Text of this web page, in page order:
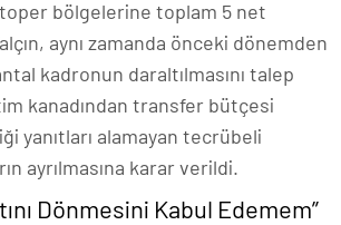
bölgelerine toplam 5 net
aynı zamanda önceki dönemden
kadronun daraltılmasını talep
kanadından transfer bütçesi
yanıtları alamayan tecrübeli
ayrılmasına karar verildi.
Dönmesini Kabul Edemem”